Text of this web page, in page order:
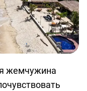
жемчужина